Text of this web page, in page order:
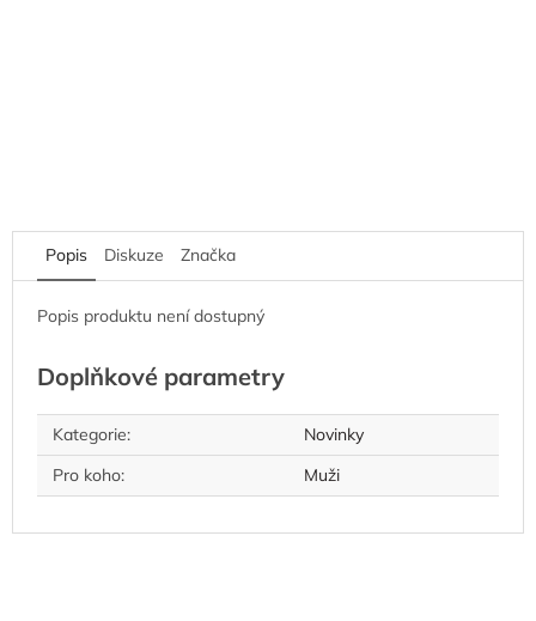
Popis Diskuze Značka
Popis produktu není dostupný
Doplňkové parametry
Kategorie:
Novinky
Pro koho: Muži